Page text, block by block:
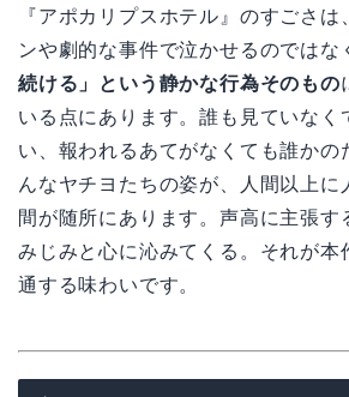
最終話の静かな誓い――大仰
く、淡々とした日常の延長
が、深い余韻を残します。
『アポカリプスホテル』のすごさは
ンや劇的な事件で泣かせるのではな
続ける」という静かな行為そのもの
いる点にあります。誰も見ていなく
い、報われるあてがなくても誰か